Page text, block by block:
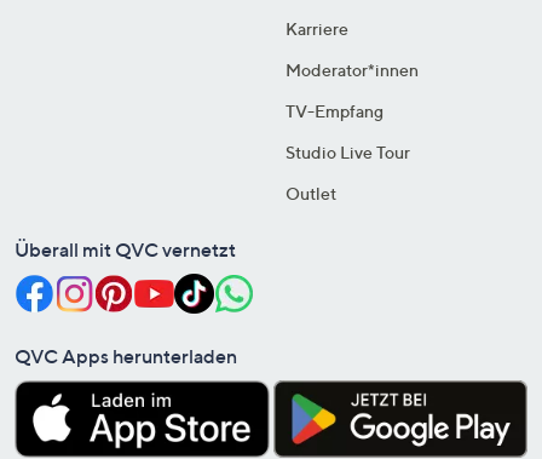
Karriere
Moderator*innen
TV-Empfang
Studio Live Tour
Outlet
Überall mit QVC vernetzt
QVC Apps herunterladen